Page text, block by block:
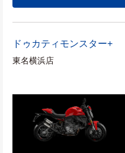
ドゥカティ モンスター+
東名横浜店